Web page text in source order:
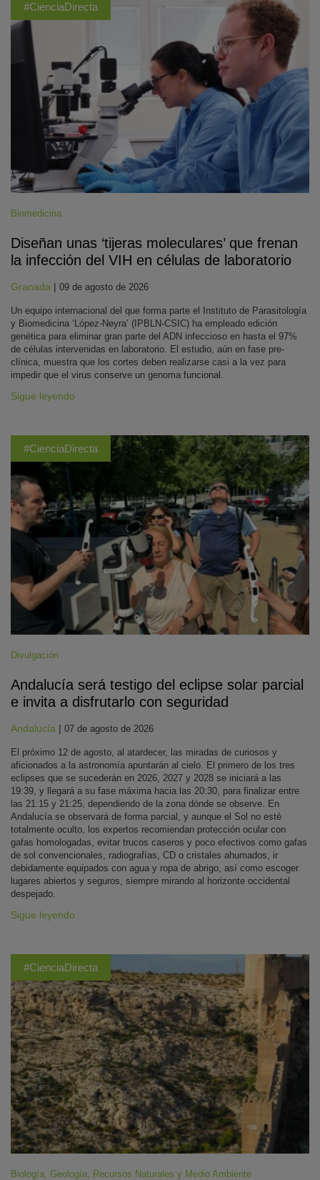
#CienciaDirecta
Biomedicina
Diseñan unas ‘tijeras moleculares’ que frenan
la infección del VIH en células de laboratorio
Granada | 09 de agosto de 2026
Un equipo internacional del que forma parte el Instituto de Parasitología
y Biomedicina ‘López-Neyra’ (IPBLN-CSIC) ha empleado edición
genética para eliminar gran parte del ADN infeccioso en hasta el 97%
de células intervenidas en laboratorio. El estudio, aún en fase pre-
clínica, muestra que los cortes deben realizarse casi a la vez para
impedir que el virus conserve un genoma funcional.
Sigue leyendo
#CienciaDirecta
Divulgación
Andalucía será testigo del eclipse solar parcial
e invita a disfrutarlo con seguridad
Andalucía | 07 de agosto de 2026
El próximo 12 de agosto, al atardecer, las miradas de curiosos y
aficionados a la astronomía apuntarán al cielo. El primero de los tres
eclipses que se sucederán en 2026, 2027 y 2028 se iniciará a las
19:39, y llegará a su fase máxima hacia las 20:30, para finalizar entre
las 21:15 y 21:25, dependiendo de la zona dónde se observe. En
Andalucía se observará de forma parcial, y aunque el Sol no esté
totalmente oculto, los expertos recomiendan protección ocular con
gafas homologadas, evitar trucos caseros y poco efectivos como gafas
de sol convencionales, radiografías, CD o cristales ahumados, ir
debidamente equipados con agua y ropa de abrigo, así como escoger
lugares abiertos y seguros, siempre mirando al horizonte occidental
despejado.
Sigue leyendo
#CienciaDirecta
Biología Geología Recursos Naturales y Medio Ambiente